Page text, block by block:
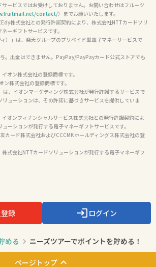
ービスではお受けしておりません。お問い合わせはフルーツ
contact/）までお願いいたします。
株式会社との発行許諾契約により、株式会社NTTカードソリ
ーギフトサービスです。
）」は、楽天グループのプリペイド型電子マネーサービスで
。出金はできません。PayPay/PayPayカード公式ストアでも
オン株式会社の登録商標です。
ン株式会社の登録商標です。
は、イオンマーケティング株式会社が発行許諾するサービスで
ューションは、その許諾に基づきサービスを提供していま
イオンフィナンシャルサービス株式会社との発行許諾契約によ
ーションが発行する電子マネーギフトサービスです。
カード株式会社およびCCCMKホールディングス株式会社の登
株式会社NTTカードソリューションが発行する電子マネーギフ
録 ログイン
める ニーズツアーでポイントを貯める！
ページトップ